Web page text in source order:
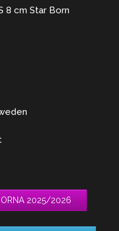
8 cm Star Born
2025/2026